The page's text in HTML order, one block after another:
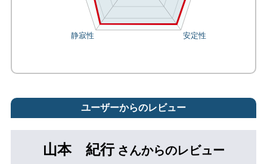
ユーザーからのレビュー
山本 紀行 さんからのレビュー